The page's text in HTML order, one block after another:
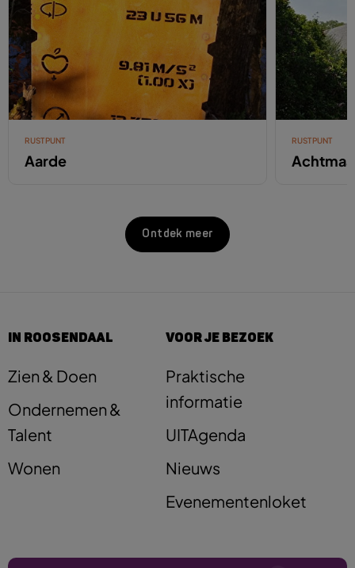
RUSTPUNT
Aarde
RUSTPUNT
Ontdek meer
IN ROOSENDAAL
Zien & Doen
Ondernemen &
Talent
Wonen
VOOR JE BEZOEK
Praktische
informatie
UITAgenda
Nieuws
Evenementenloket